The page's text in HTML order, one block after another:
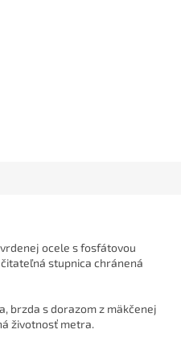
ocele s fosfátovou
stupnica chránená
brzda s dorazom z mäkčenej
životnosť metra.